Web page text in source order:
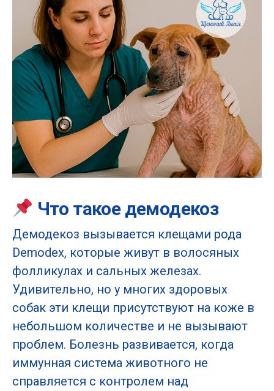
Что такое демодекоз
Демодекоз вызывается клещами рода
Demodex, которые живут в волосяных
фолликулах и сальных железах.
Удивительно, но у многих здоровых
собак эти клещи присутствуют на коже в
небольшом количестве и не вызывают
проблем. Болезнь развивается, когда
иммунная система животного не
справляется с контролем над